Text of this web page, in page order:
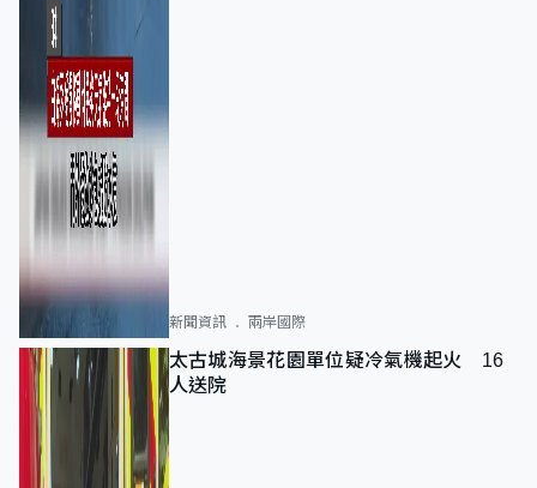
新聞資訊 兩岸國際
太古城海景花園單位疑冷氣機起火 16
人送院